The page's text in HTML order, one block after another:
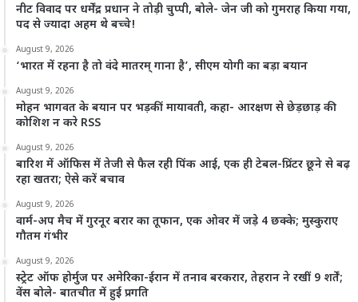
नीट विवाद पर धर्मेंद्र प्रधान ने तोड़ी चुप्पी, बोले- जेन जी को गुमराह किया गया,
पद से ज्यादा अहम थे बच्चे!
August 9, 2026
‘भारत में रहना है तो वंदे मातरम् गाना है’, सीएम योगी का बड़ा बयान
August 9, 2026
मोहन भागवत के बयान पर भड़कीं मायावती, कहा- आरक्षण से छेड़छाड़ की
कोशिश न करे RSS
August 9, 2026
बारिश में ऑफिस में तेजी से फैल रही पिंक आई, एक ही टेबल-प्रिंटर छूने से बढ़
रहा खतरा; ऐसे करें बचाव
August 9, 2026
वार्म-अप मैच में गुरनूर बरार का तूफान, एक ओवर में जड़े 4 छक्के; मुस्कुराए
गौतम गंभीर
August 9, 2026
स्ट्रेट ऑफ होर्मुज पर अमेरिका-ईरान में तनाव बरकरार, तेहरान ने रखीं 9 शर्तें;
वेंस बोले- बातचीत में हुई प्रगति